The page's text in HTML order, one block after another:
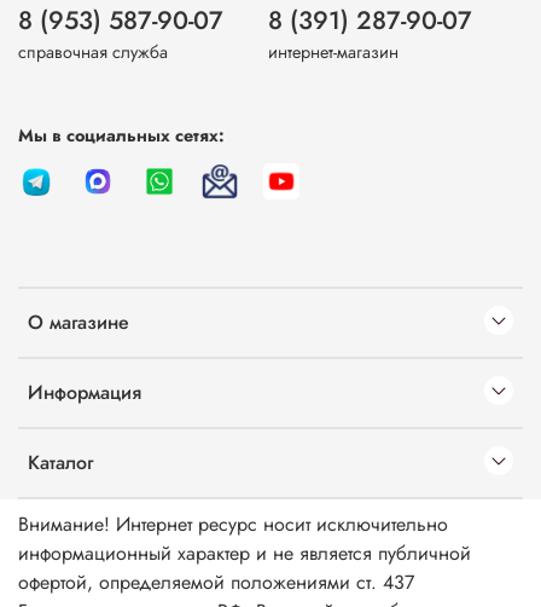
О магазине
Информация
Каталог
8 (953) 587-90-07
справочная служба
8 (391) 287-90-07
интернет-магазин
Мы в социальных сетях:
Внимание! Интернет ресурс носит исключительно
информационный характер и не является публичной
офертой, определяемой положениями ст. 437